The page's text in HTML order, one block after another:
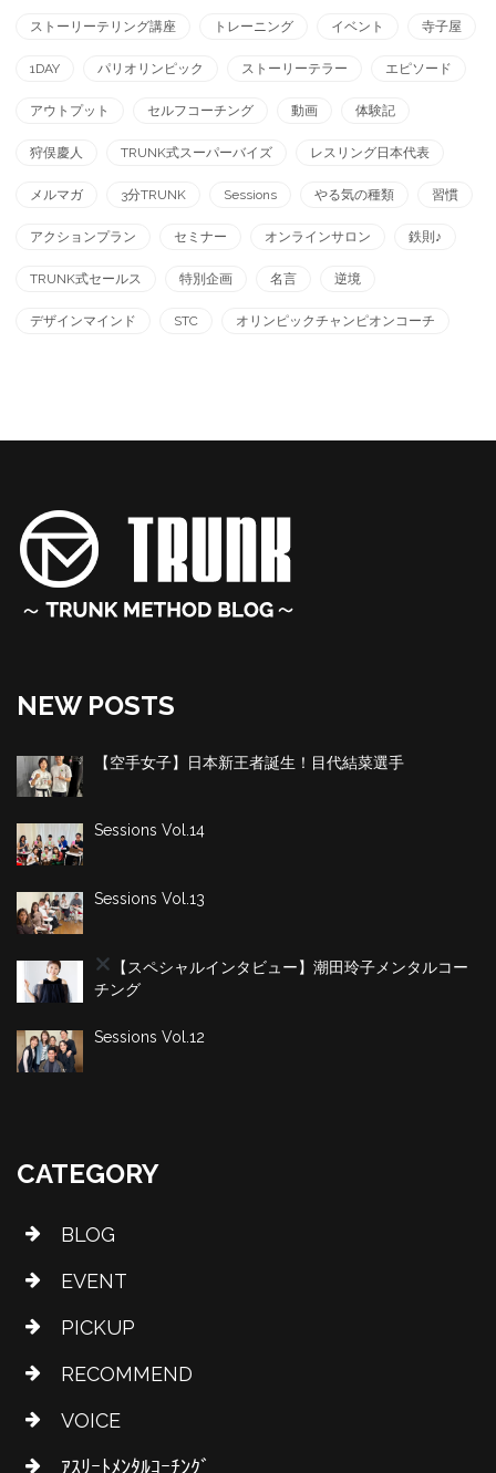
ストーリーテリング講座 トレーニング イベント 寺子屋
1DAY パリオリンピック ストーリーテラー エピソード
アウトプット セルフコーチング 動画 体験記
狩俣慶人 TRUNK式スーパーバイズ レスリング日本代表
メルマガ 3分TRUNK Sessions やる気の種類 習慣
アクションプラン セミナー オンラインサロン 鉄則♪
TRUNK式セールス 特別企画 名言 逆境
デザインマインド STC オリンピックチャンピオンコーチ
NEW POSTS
【空手女子】日本新王者誕生！目代結菜選手
Sessions Vol.14
Sessions Vol.13
【スペシャルインタビュー】潮田玲子メンタルコー
チング
Sessions Vol.12
CATEGORY
BLOG
EVENT
PICKUP
RECOMMEND
VOICE
ｱｽﾘｰﾄﾒﾝﾀﾙｺｰﾁﾝｸﾞ